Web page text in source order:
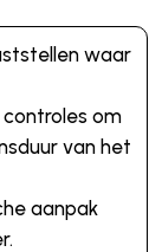
waar
controles om
van het
aanpak